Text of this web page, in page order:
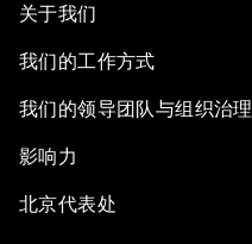
关于我们
我们的工作方式
我们的领导团队与组织治理
影响力
北京代表处